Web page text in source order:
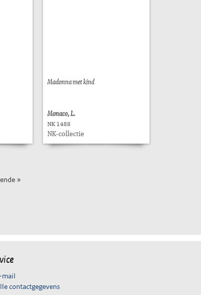
Madonna met kind
Monaco, L.
NK 1488
NK-collectie
»
mail
contactgegevens